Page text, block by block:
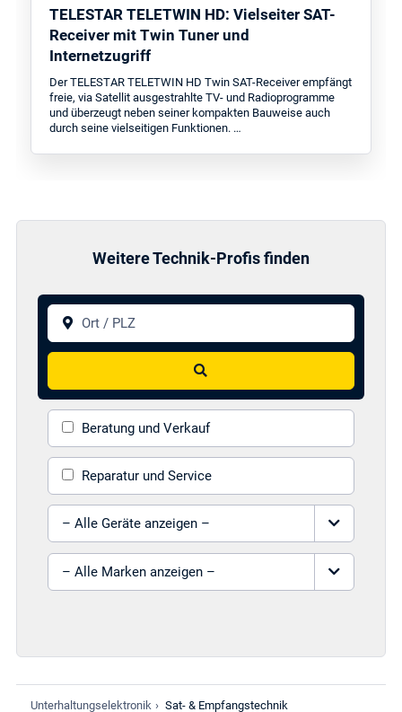
TELESTAR TELETWIN HD: Vielseiter SAT-
Receiver mit Twin Tuner und
Internetzugriff
Der TELESTAR TELETWIN HD Twin SAT-Receiver empfängt
freie, via Satellit ausgestrahlte TV- und Radioprogramme
und überzeugt neben seiner kompakten Bauweise auch
durch seine vielseitigen Funktionen. …
Weitere Technik-Profis finden
Ort / PLZ
Suchen
Beratung und Verkauf
Reparatur und Service
Gerät auswählen
Marke auswählen
Unterhaltungselektronik › Sat- & Empfangstechnik